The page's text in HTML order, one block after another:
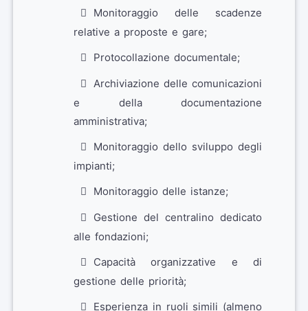
Monitoraggio delle scadenze
relative a proposte e gare;
Protocollazione documentale;
Archiviazione delle comunicazioni
e della documentazione
amministrativa;
Monitoraggio dello sviluppo degli
impianti;
Monitoraggio delle istanze;
Gestione del centralino dedicato
alle fondazioni;
Capacità organizzative e di
gestione delle priorità;
Esperienza in ruoli simili (almeno